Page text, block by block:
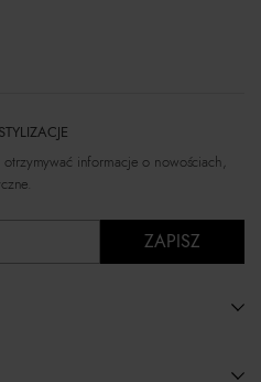
informacje o nowościach,
ZAPISZ